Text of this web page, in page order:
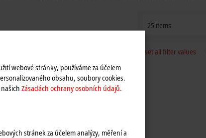
25 items
Reset all filter values
webové stránky, používáme za účelem
obsahu, soubory cookies.
Zásadách ochrany osobních údajů.
stránek za účelem analýzy, měření a